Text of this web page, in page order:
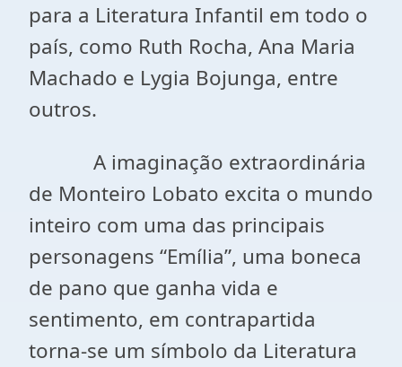
para a Literatura Infantil em todo o
país, como Ruth Rocha, Ana Maria
Machado e Lygia Bojunga, entre
outros.
A imaginação extraordinária
de Monteiro Lobato excita o mundo
inteiro com uma das principais
personagens “Emília”, uma boneca
de pano que ganha vida e
sentimento, em contrapartida
torna-se um símbolo da Literatura